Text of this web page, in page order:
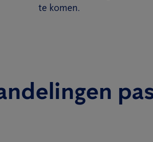
te komen.